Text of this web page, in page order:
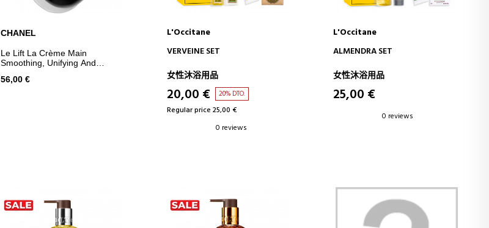
ADD TO CART
CHANEL
Le Lift La Crème Main
Smoothing, Unifying And
56,00 €
ADD TO CART
L'Occitane
VERVEINE SET
女性沐浴用品
20,00 € 20% DTO.
Regular price 25,00 €
0 reviews
ADD TO CART
L'Occitane
ALMENDRA SET
女性沐浴用品
25,00 €
0 reviews